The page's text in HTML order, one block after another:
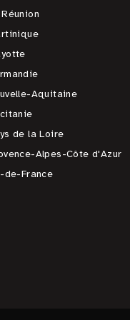
Aquitaine
de la Loire
Alpes-Côte d'Azur
de-France